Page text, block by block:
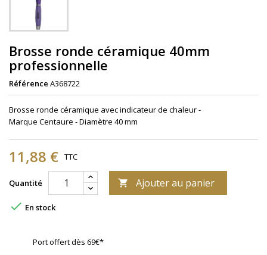
Brosse ronde céramique 40mm
professionnelle
Référence A368722
Brosse ronde céramique avec indicateur de chaleur -
Marque Centaure - Diamètre 40 mm
11,88 € TTC
Quantité  Ajouter au panier
 En stock
Port offert dès 69€*